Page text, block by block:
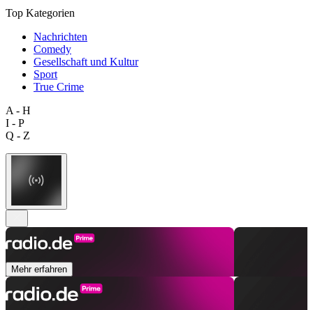
Top Kategorien
Nachrichten
Comedy
Gesellschaft und Kultur
Sport
True Crime
A - H
I - P
Q - Z
Mehr erfahren